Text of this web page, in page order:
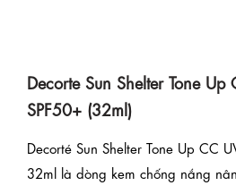
Decorte Sun Shelter Tone Up
SPF50+ (32ml)
Decorté Sun Shelter Tone Up CC
32ml là dòng kem chống nắng